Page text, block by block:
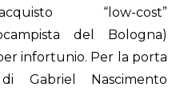
“low-cost”
del Bologna)
infortunio. Per la porta
Gabriel Nascimento